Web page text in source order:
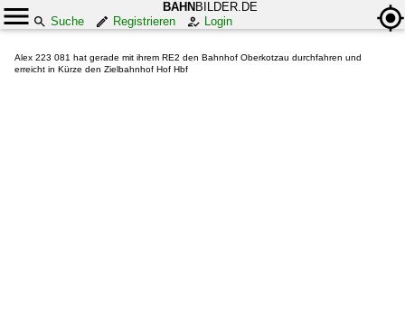
BAHN BILDER.DE
Suche
Registrieren Login
Alex 223 081 hat gerade mit ihrem RE2 den Bahnhof Oberkotzau durchfahren und
erreicht in Kürze den Zielbahnhof Hof Hbf